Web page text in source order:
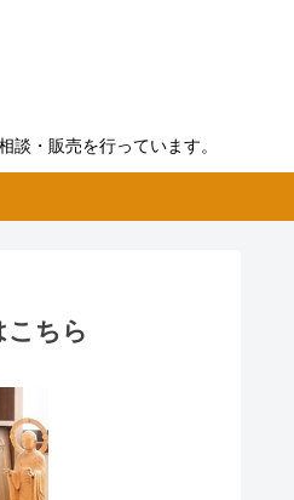
・販売を行っています。
こちら